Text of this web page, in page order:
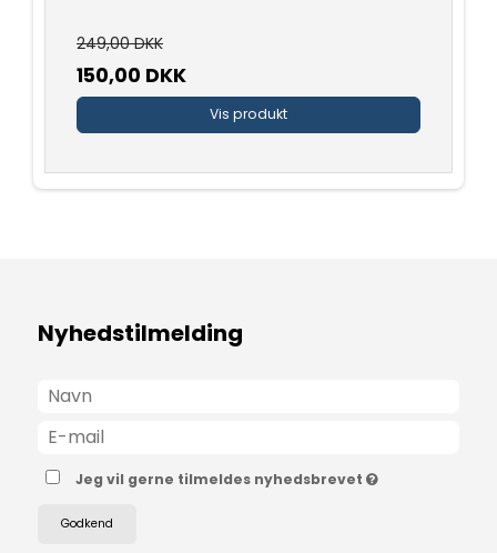
249,00 DKK
150,00 DKK
Vis produkt
Nyhedstilmelding
Jeg vil gerne tilmeldes nyhedsbrevet
Godkend